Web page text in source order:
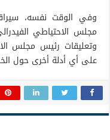
وفي الوقت نفسه،
مجلس الاحتياطي
وتعليقات رئيس مجلس
على أي أدلة أخرى حول